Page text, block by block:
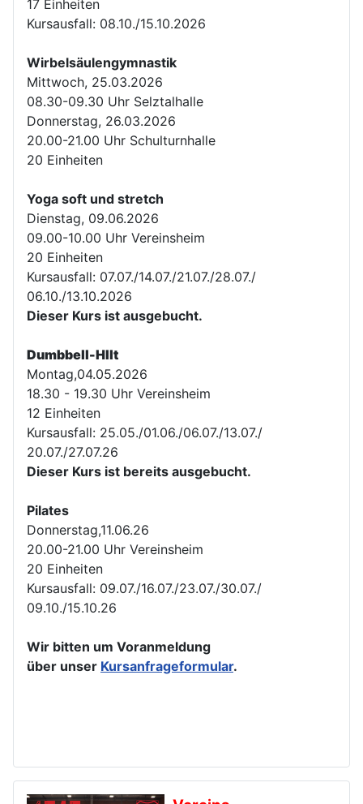
17 Einheiten
Kursausfall: 08.10./15.10.2026
Wirbelsäulengymnastik
Mittwoch, 25.03.2026
08.30-09.30 Uhr Selztalhalle
Donnerstag, 26.03.2026
20.00-21.00 Uhr Schulturnhalle
20 Einheiten
Yoga soft und stretch
Dienstag, 09.06.2026
09.00-10.00 Uhr Vereinsheim
20 Einheiten
Kursausfall: 07.07./14.07./21.07./28.07./
06.10./13.10.2026
Dieser Kurs ist ausgebucht.
Dumbbell-HIIt
Montag,04.05.2026
18.30 - 19.30 Uhr Vereinsheim
12 Einheiten
Kursausfall: 25.05./01.06./06.07./13.07./
20.07./27.07.26
Dieser Kurs ist bereits ausgebucht.
Pilates
Donnerstag,11.06.26
20.00-21.00 Uhr Vereinsheim
20 Einheiten
Kursausfall: 09.07./16.07./23.07./30.07./
09.10./15.10.26
Wir bitten um Voranmeldung
über unser Kursanfrageformular.